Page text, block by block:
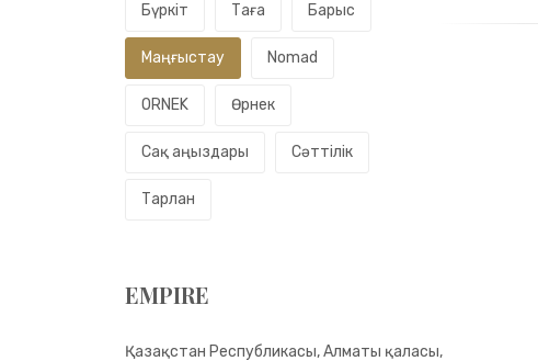
Бүркіт Таға Барыс
Маңғыстау Nomad
ORNEK Өрнек
Сақ аңыздары Сәттілік
Тарлан
EMPIRE
Қазақстан Республикасы, Алматы қаласы,